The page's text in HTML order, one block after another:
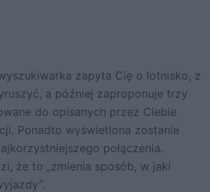
zapyta Cię o lotnisko, z
a później zaproponuje trzy
do opisanych przez Ciebie
Ponadto wyświetlona zostanie
połączenia.
że to „zmienia sposób, w jaki